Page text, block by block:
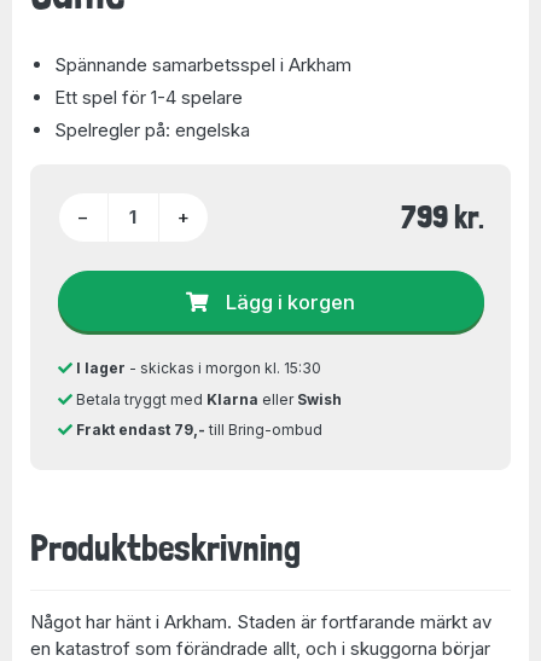
Spännande samarbetsspel i Arkham
Ett spel för 1-4 spelare
Spelregler på: engelska
− + 799 kr.
Lägg i korgen
I lager - skickas i morgon kl. 15:30
Betala tryggt med Klarna eller Swish
Frakt endast 79,- till Bring-ombud
Produktbeskrivning
Något har hänt i Arkham. Staden är fortfarande märkt av
en katastrof som förändrade allt, och i skuggorna börjar